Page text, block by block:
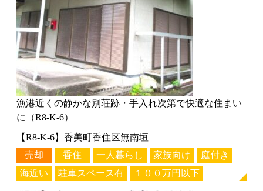
漁港近くの静かな別荘跡・手入れ次第で快適な住まい
に（R8-K-6）
【R8-K-6】香美町香住区無南垣
売却
香住 一人暮らし 家族向け
庭付き
海近い
駐車スペース有 １００万円以下